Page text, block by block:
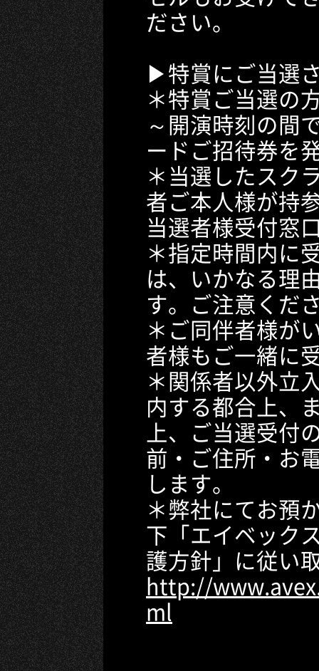
ださい。
▶特賞にご当選
＊特賞ご当選の
～開演時刻の間
ードご招待券を
＊当選したスク
者ご本人様が持
当選者様受付窓
＊指定時間内に
は、いかなる理
す。ご注意くだ
＊ご同伴者様が
者様もご一緒に
＊関係者以外立
内する都合上、
上、ご当選受付
前・ご住所・お
します。
＊弊社にてお預
下「エイベック
護方針」に従い
http://
ml